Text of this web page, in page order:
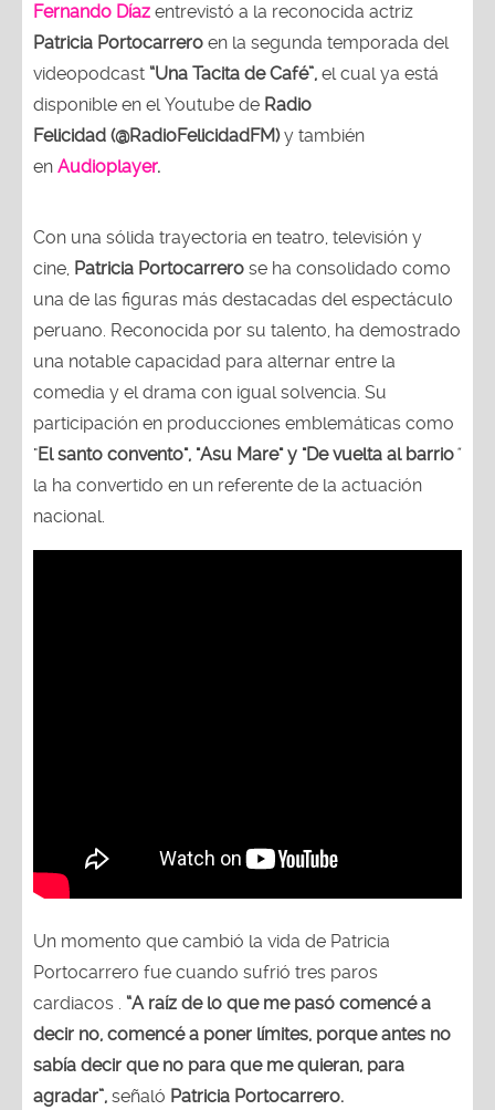
Fernando Díaz entrevistó a la reconocida actriz
Patricia Portocarrero en la segunda temporada del
videopodcast “Una Tacita de Café”, el cual ya está
disponible en el Youtube de Radio
Felicidad (@RadioFelicidadFM)y también
en Audioplayer.
Con una sólida trayectoria en teatro, televisión y
cine, Patricia Portocarrero se ha consolidado como
una de las figuras más destacadas del espectáculo
peruano. Reconocida por su talento, ha demostrado
una notable capacidad para alternar entre la
comedia y el drama con igual solvencia. Su
participación en producciones emblemáticas como
"El santo convento", "Asu Mare" y "De vuelta al barrio"
la ha convertido en un referente de la actuación
nacional.
Un momento que cambió la vida de Patricia
Portocarrero fue cuando sufrió tres paros
cardiacos . “A raíz de lo que me pasó comencé a
decir no, comencé a poner límites, porque antes no
sabía decir que no para que me quieran, para
agradar”, señaló Patricia Portocarrero.